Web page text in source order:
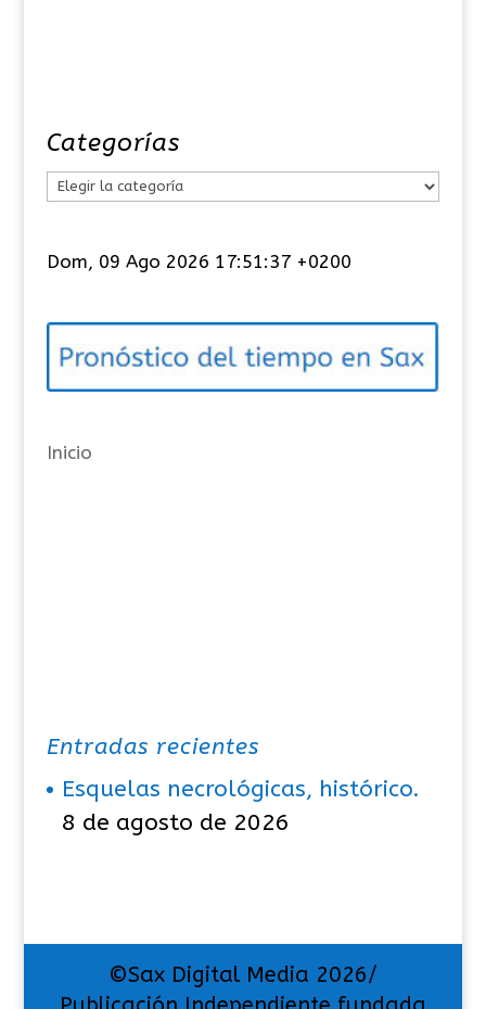
Categorías
e
o
í
s
Dom, 09 Ago 2026 17:51:38 +0200
Inicio
Entradas recientes
Esquelas necrológicas, histórico.
8 de agosto de 2026
©Sax Digital Media 2026/